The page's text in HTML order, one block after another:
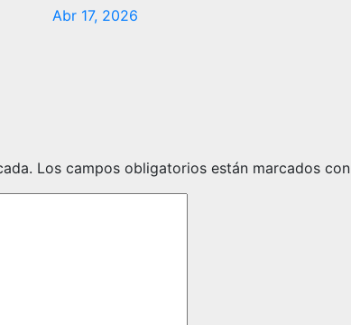
Abr 17, 2026
Los campos obligatorios están marcados con